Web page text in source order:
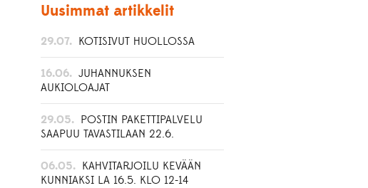
Uusimmat artikkelit
29.07. KOTISIVUT HUOLLOSSA
16.06. JUHANNUKSEN
AUKIOLOAJAT
29.05. POSTIN PAKETTIPALVELU
SAAPUU TAVASTILAAN 22.6.
06.05. KAHVITARJOILU KEVÄÄN
KUNNIAKSI LA 16.5. KLO 12-14